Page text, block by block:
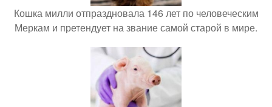
Кошка милли отпраздновала 146 лет по человеческим
Меркам и претендует на звание самой старой в мире.